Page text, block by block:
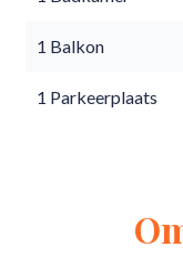
1 Balkon
1 Parkeerplaats